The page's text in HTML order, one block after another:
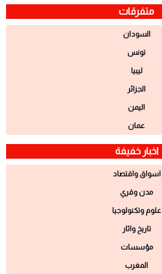
متفرقات
السودان
تونس
ليبيا
الجزائر
اليمن
عمان
اخبار خفيفة
اسواق واقتصاد
مدن وقري
علوم وتكنولوجيا
تاريخ واثار
مؤسسات
المغرب